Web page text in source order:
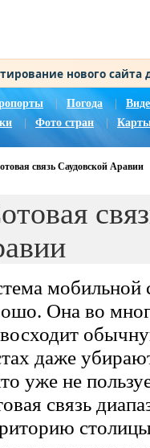
нового
Погода |
Фото стран
связь Саудовской Аравии
мобильной
Она во
даже
уже не
связь